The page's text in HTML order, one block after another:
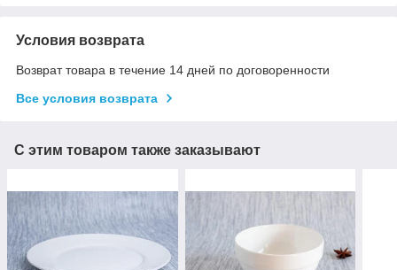
Условия возврата
Возврат товара в течение 14 дней по договоренности
Все условия возврата
С этим товаром также заказывают